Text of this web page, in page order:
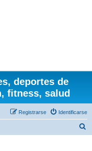
deportes de
fitness, salud
Identificarse
Registrarse